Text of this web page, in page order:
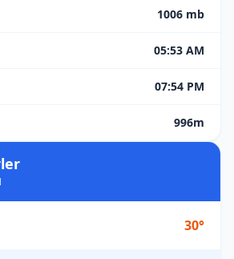
1006 mb
05:53 AM
07:54 PM
996m
30°